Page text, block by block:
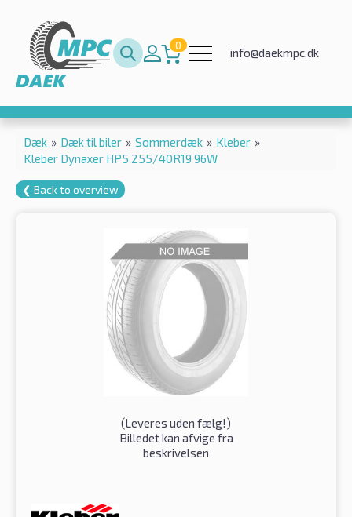
0
info@daekmpc.dk
Dæk » Dæk til biler » Sommerdæk » Kleber »
Kleber Dynaxer HP5 255/40R19 96W
❮ Back to overview
(Leveres uden fælg!)
Billedet kan afvige fra
beskrivelsen